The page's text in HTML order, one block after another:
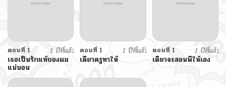
ตอนที่ 1
1 ปีที่แล้ว
เธอเป็นรักแท้ของผม
แน่นอน
ตอนที่ 1
1 ปีที่แล้ว
เดี๋ยวครูทาให้
ตอนที่ 1
1 ปีที่แล้ว
เดี๋ยวจะสอนพี่ให้เอง